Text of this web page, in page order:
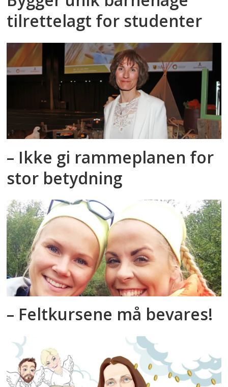
tilrettelagt for studenter
– Ikke gi rammeplanen for
stor betydning
– Feltkursene må bevares!